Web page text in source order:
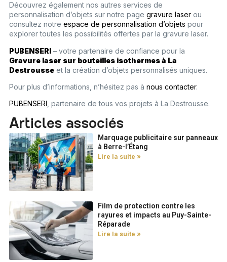
Découvrez également nos autres services de
personnalisation d’objets sur notre page gravure laserou
consultez notre espace de personnalisation d’objets pour
explorer toutes les possibilités offertes par la gravure laser.
PUBENSERI– votre partenaire de confiance pour la
Gravure laser sur bouteilles isothermes à La
Destrousseet la création d’objets personnalisés uniques.
Pour plus d’informations, n’hésitez pas à nous contacter.
PUBENSERI , partenaire de tous vos projets à La Destrousse.
Articles associés
Marquage publicitaire sur panneaux
à Berre-l’Étang
Lire la suite »
Film de protection contre les
rayures et impacts au Puy-Sainte-
Réparade
Lire la suite »